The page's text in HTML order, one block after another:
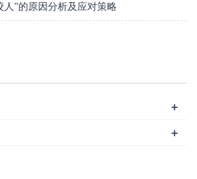
人”的原因分析及应对策略
+
+